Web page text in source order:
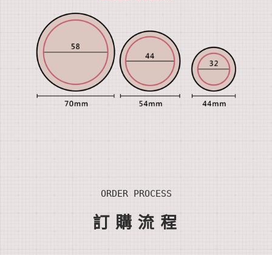
ORDER PROCESS
訂 購流 程